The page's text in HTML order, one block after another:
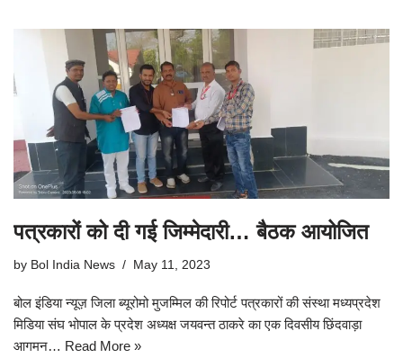
पत्रकारों को दी गई जिम्मेदारी… बैठक आयोजित
by Bol India News May 11, 2023
बोल इंडिया न्यूज़ जिला ब्यूरोमो मुजम्मिल की रिपोर्ट पत्रकारों की संस्था मध्यप्रदेश
मिडिया संघ भोपाल के प्रदेश अध्यक्ष जयवन्त ठाकरे का एक दिवसीय छिंदवाड़ा
आगमन… Read More »